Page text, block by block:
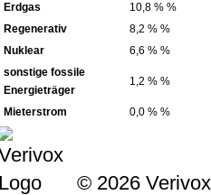
Erdgas
10,8 % %
Regenerativ
8,2 % %
Nuklear
6,6 % %
sonstige fossile
Energieträger
1,2 % %
Mieterstrom 0,0 % %
© 2026